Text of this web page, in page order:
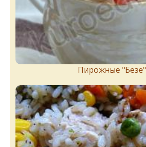
Пирожныe "Бeзe"